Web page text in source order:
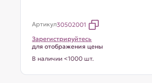
Артикул30502001
Зарегистрируйтесь
для отображения цены
В наличии <1000 шт.